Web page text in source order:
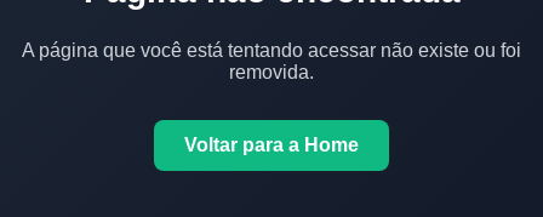
A página que você está tentando acessar não existe ou foi
removida.
Voltar para a Home